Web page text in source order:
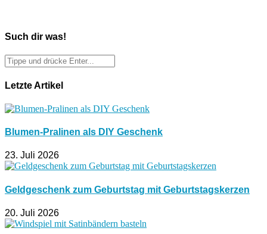
Such dir was!
Letzte Artikel
Blumen-Pralinen als DIY Geschenk
23. Juli 2026
Geldgeschenk zum Geburtstag mit Geburtstagskerzen
20. Juli 2026